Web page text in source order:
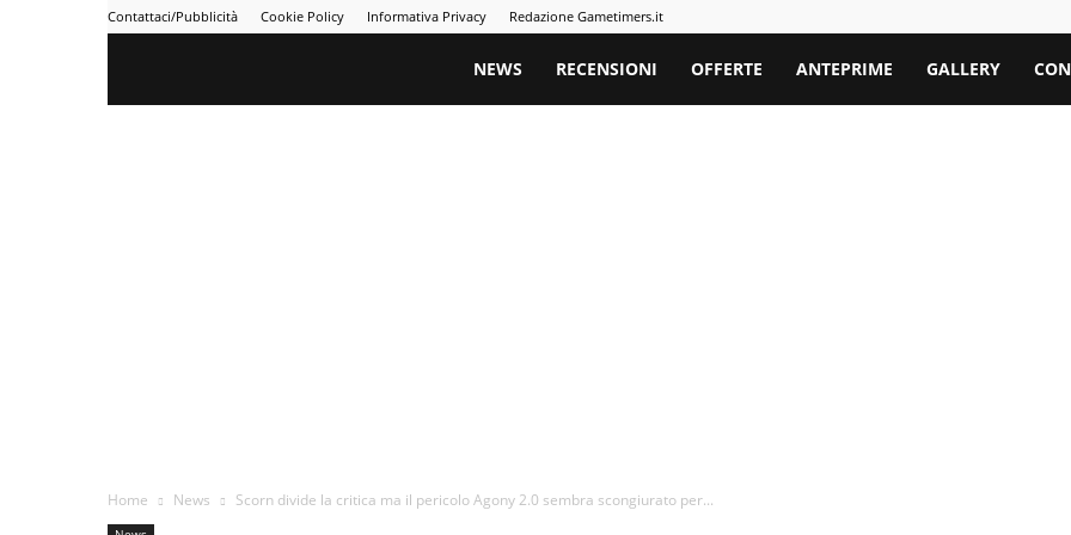
Contattaci/Pubblicità Cookie Policy Informativa Privacy Redazione Gametimers.it
Gametimers
NEWS RECENSIONI OFFERTE ANTEPRIME GALLERY
Home News Scorn divide la critica ma il pericolo Agony 2.0 sembra scongiurato per...